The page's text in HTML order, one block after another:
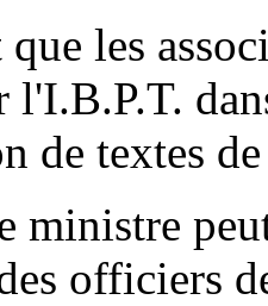
les
l'I.B.P.T.
de textes
ministre
officiers